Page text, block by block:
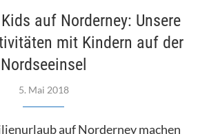
auf Norderney: Unsere
mit Kindern auf der
Nordseeinsel
5. Mai 2018
auf Norderney machen